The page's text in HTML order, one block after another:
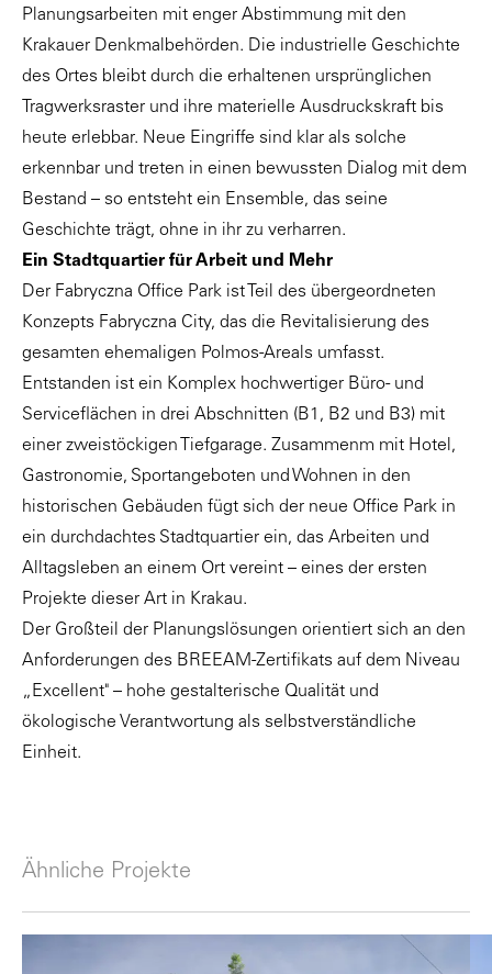
Planungsarbeiten mit enger Abstimmung mit den
Krakauer Denkmalbehörden. Die industrielle Geschichte
des Ortes bleibt durch die erhaltenen ursprünglichen
Tragwerksraster und ihre materielle Ausdruckskraft bis
heute erlebbar. Neue Eingriffe sind klar als solche
erkennbar und treten in einen bewussten Dialog mit dem
Bestand – so entsteht ein Ensemble, das seine
Geschichte trägt, ohne in ihr zu verharren.
Ein Stadtquartier für Arbeit und Mehr
Der Fabryczna Office Park ist Teil des übergeordneten
Konzepts Fabryczna City, das die Revitalisierung des
gesamten ehemaligen Polmos-Areals umfasst.
Entstanden ist ein Komplex hochwertiger Büro- und
Serviceflächen in drei Abschnitten (B1, B2 und B3) mit
einer zweistöckigen Tiefgarage. Zusammenm mit Hotel,
Gastronomie, Sportangeboten und Wohnen in den
historischen Gebäuden fügt sich der neue Office Park in
ein durchdachtes Stadtquartier ein, das Arbeiten und
Alltagsleben an einem Ort vereint – eines der ersten
Projekte dieser Art in Krakau.
Der Großteil der Planungslösungen orientiert sich an den
Anforderungen des BREEAM-Zertifikats auf dem Niveau
„Excellent" – hohe gestalterische Qualität und
ökologische Verantwortung als selbstverständliche
Einheit.
Ähnliche Projekte